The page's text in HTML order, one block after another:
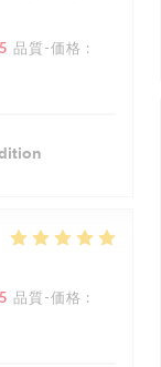
品質-価格 :
品質-価格 :